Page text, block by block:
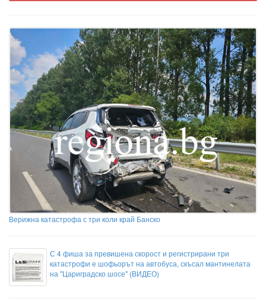
Верижна катастрофа с три коли край Банско
С 4 фиша за превишена скорост и регистрирани три
катастрофи е шофьорът на автобуса, скъсал мантинелата
на "Цариградско шосе" (ВИДЕО)